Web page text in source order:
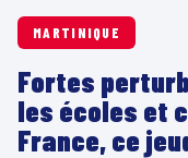
MARTINIQUE
Fortes
les écoles et
France, ce